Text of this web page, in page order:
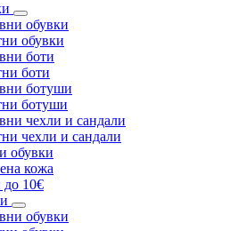
обувки
обувки
боти
боти
ботуши
ботуши
чехли и сандали
чехли и сандали
обувки
кожа
10€
обувки